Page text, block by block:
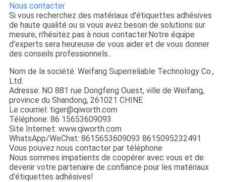
Nous contacter
Si vous recherchez des matériaux d'étiquettes adhésives
de haute qualité ou si vous avez besoin de solutions sur
mesure, n'hésitez pas à nous contacter.Notre équipe
d'experts sera heureuse de vous aider et de vous donner
des conseils professionnels..
Nom de la société: Weifang Superreliable Technology Co.,
Ltd.
Adresse: NO 881 rue Dongfeng Ouest, ville de Weifang,
province du Shandong, 261021 CHINE
Le courriel: tiger@qiworth.com
Téléphone: 86 15653609093
Site Internet: www.qiworth.com
WhatsApp/WeChat: 8615653609093 8615095232491
Vous pouvez nous contacter par téléphone
Nous sommes impatients de coopérer avec vous et de
devenir votre partenaire de confiance pour les matériaux
d'étiquettes adhésives!